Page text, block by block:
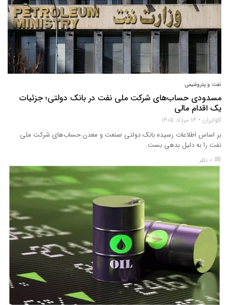
نفت و پتروشیمی
مسدودی حساب‌های شرکت ملی نفت در بانک دولتی؛ جزئیات
یک اقدام مالی
اکوایران ۱۴ مرداد ۱۴۰۵
بر اساس اطلاعات رسیده بانک دولتی صنعت و معدن حساب‌های شرکت ملی
نفت را به دلیل بدهی بست.
chat_bubble ۰ نظر